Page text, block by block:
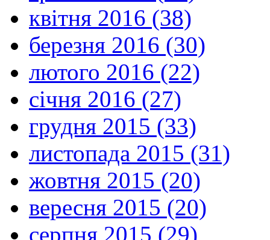
квітня 2016 (38)
березня 2016 (30)
лютого 2016 (22)
січня 2016 (27)
грудня 2015 (33)
листопада 2015 (31)
жовтня 2015 (20)
вересня 2015 (20)
серпня 2015 (29)